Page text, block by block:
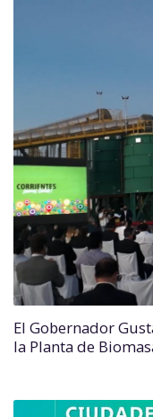
El Gobernador
la Planta de